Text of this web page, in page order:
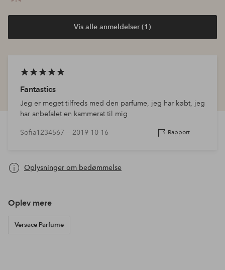
Vis alle anmeldelser (1)
Fantastics
Jeg er meget tilfreds med den parfume, jeg har købt, jeg
har anbefalet en kammerat til mig
Sofia1234567 — 2019-10-16 Rapport
Oplysninger om bedømmelse
Oplev mere
Versace Parfume